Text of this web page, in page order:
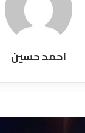
احمد حسين